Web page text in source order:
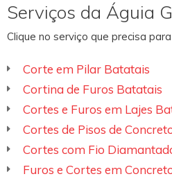
Serviços da Águia
Clique no serviço que precisa
Corte em Pilar Batatais
Cortina de Furos Batatais
Cortes e Furos em Lajes
Cortes de Pisos de
Cortes com Fio
Furos e Cortes em